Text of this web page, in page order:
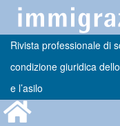
Rivista professionale di
condizione giuridica
e l’asilo